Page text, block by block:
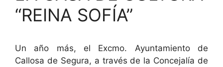
“REINA SOFÍA”
Un año más, el Excmo. Ayuntamiento de
Callosa de Segura, a través de la Concejalía de